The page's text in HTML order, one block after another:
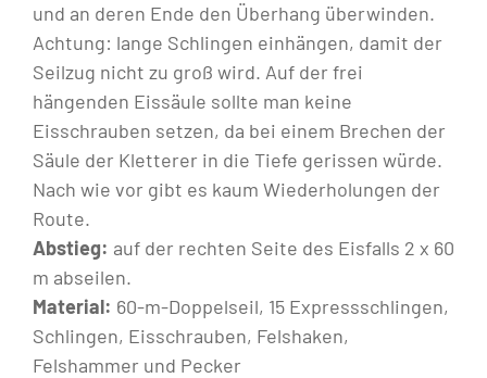
und an deren Ende den Überhang überwinden.
Achtung: lange Schlingen einhängen, damit der
Seilzug nicht zu groß wird. Auf der frei
hängenden Eissäule sollte man keine
Eisschrauben setzen, da bei einem Brechen der
Säule der Kletterer in die Tiefe gerissen würde.
Nach wie vor gibt es kaum Wiederholungen der
Route.
Abstieg: auf der rechten Seite des Eisfalls 2 x 60
m abseilen.
Material: 60-m-Doppelseil, 15 Expressschlingen,
Schlingen, Eisschrauben, Felshaken,
Felshammer und Pecker